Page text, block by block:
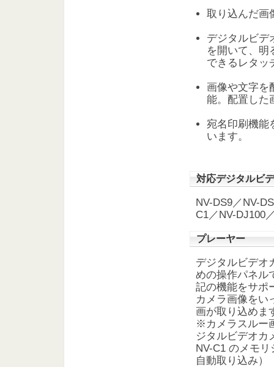
取り込んだ画
デジタルビデ
を開いて、明
できるレタッ
画像や文字を
能。配置した
宛名印刷機能
います。
対応デジタルビ
NV-DS9／NV-
C1／NV-DJ100
プレーヤー
デジタルビデオ
めの操作パネル
記の機能をサポ
カメラ画像をい
画が取り込めま
※カメラスルー
ジタルビデオカ
NV-C1 のメモ
自動取り込み）